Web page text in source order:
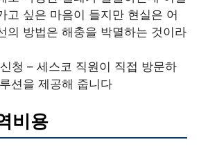
고 싶은 마음이 들지만 현실은 어
의 방법은 해충을 박멸하는 것이라
청 – 세스코 직원이 직접 방문하
션을 제공해 줍니다
비용